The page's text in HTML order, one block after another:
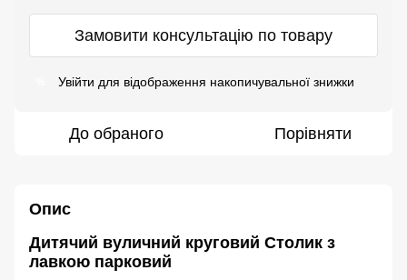
Замовити консультацію по товару
Увійти для відображення накопичувальної знижки
До обраного Порівняти
Опис
Дитячий вуличний круговий Столик з
лавкою парковий